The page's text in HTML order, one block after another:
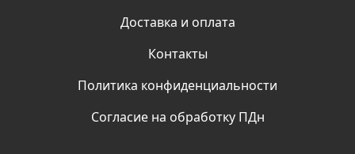
Доставка и оплата
Контакты
Политика конфиденциальности
Согласие на обработку ПДн